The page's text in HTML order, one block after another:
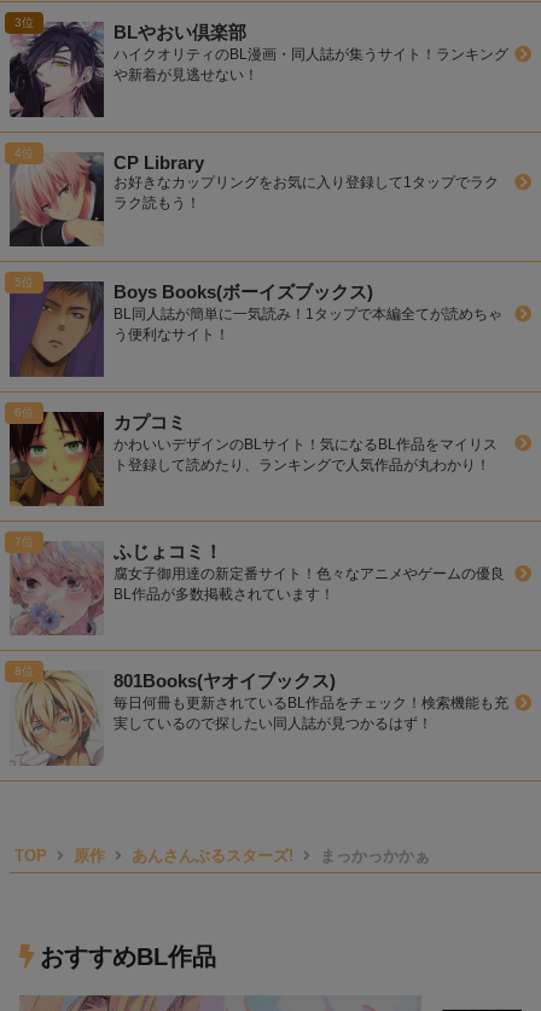
BLやおい倶楽部
ハイクオリティのBL漫画・同人誌が集うサイト！ランキング
や新着が見逃せない！
CP Library
お好きなカップリングをお気に入り登録して1タップでラク
ラク読もう！
Boys Books(ボーイズブックス)
BL同人誌が簡単に一気読み！1タップで本編全てが読めちゃ
う便利なサイト！
カプコミ
かわいいデザインのBLサイト！気になるBL作品をマイリス
ト登録して読めたり、ランキングで人気作品が丸わかり！
ふじょコミ！
腐女子御用達の新定番サイト！色々なアニメやゲームの優良
BL作品が多数掲載されています！
801Books(ヤオイブックス)
毎日何冊も更新されているBL作品をチェック！検索機能も充
実しているので探したい同人誌が見つかるはず！
TOP 原作 あんさんぶるスターズ! まっかっかかぁ
おすすめBL作品